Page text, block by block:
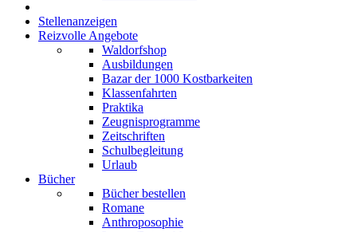
Stellenanzeigen
Reizvolle Angebote
Waldorfshop
Ausbildungen
Bazar der 1000 Kostbarkeiten
Klassenfahrten
Praktika
Zeugnisprogramme
Zeitschriften
Schulbegleitung
Urlaub
Bücher
Bücher bestellen
Romane
Anthroposophie